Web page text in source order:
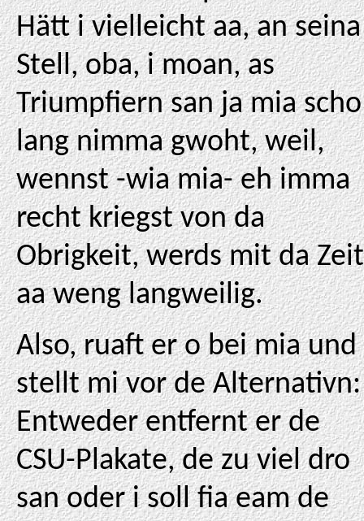
Hätt i vielleicht aa, an seina
Stell, oba, i moan, as
Triumpfiern san ja mia scho
lang nimma gwoht, weil,
wennst -wia mia- eh imma
recht kriegst von da
Obrigkeit, werds mit da Zeit
aa weng langweilig.
Also, ruaft er o bei mia und
stellt mi vor de Alternativn:
Entweder entfernt er de
CSU-Plakate, de zu viel dro
san oder i soll fia eam de